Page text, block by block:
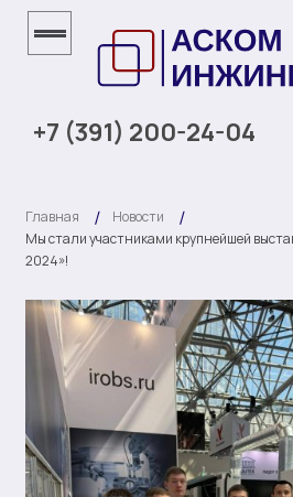
+7 (391) 200-24-04
Главная
Новости
Мы стали участниками крупнейшей
2024»!